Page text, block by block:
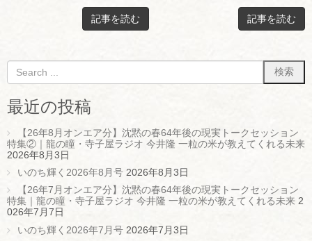
記事を読む 記事を読む
最近の投稿
【26年8月オンエア分】沈黙の春64年後の現実トークセッション
特集②｜龍の瞳・寺子屋ラジオ 今井隆 一粒の米が教えてくれる未来
2026年8月3日
いのち輝く2026年8月号 2026年8月3日
【26年7月オンエア分】沈黙の春64年後の現実トークセッション
特集｜龍の瞳・寺子屋ラジオ 今井隆 一粒の米が教えてくれる未来 2
026年7月7日
いのち輝く2026年7月号 2026年7月3日